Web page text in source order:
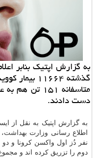
به گزارش اپتیک بنابر
متاسفانه
دست دادند.
به گزارش اپتیک به نقل از
اطلاع رسانی وزارت بهداشت
دوم را تزریق کرده اند و